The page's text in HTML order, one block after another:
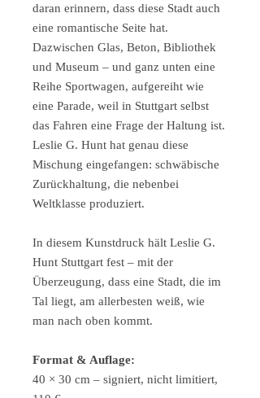
daran erinnern, dass diese Stadt auch
eine romantische Seite hat.
Dazwischen Glas, Beton, Bibliothek
und Museum – und ganz unten eine
Reihe Sportwagen, aufgereiht wie
eine Parade, weil in Stuttgart selbst
das Fahren eine Frage der Haltung ist.
Leslie G. Hunt hat genau diese
Mischung eingefangen: schwäbische
Zurückhaltung, die nebenbei
Weltklasse produziert.
In diesem Kunstdruck hält Leslie G.
Hunt Stuttgart fest – mit der
Überzeugung, dass eine Stadt, die im
Tal liegt, am allerbesten weiß, wie
man nach oben kommt.
Format & Auflage:
40 × 30 cm – signiert, nicht limitiert,